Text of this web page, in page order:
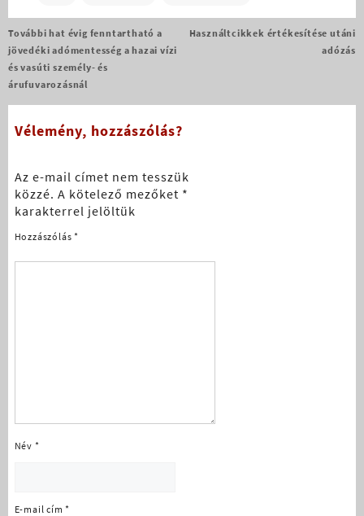
Bejegyzés
navigáció
További hat évig fenntartható a
jövedéki adómentesség a hazai vízi
és vasúti személy- és
árufuvarozásnál
Használtcikkek értékesítése utáni
adózás
Vélemény, hozzászólás?
Az e-mail címet nem tesszük
közzé. A kötelező mezőket *
karakterrel jelöltük
Hozzászólás*
Név *
E-mail cím*